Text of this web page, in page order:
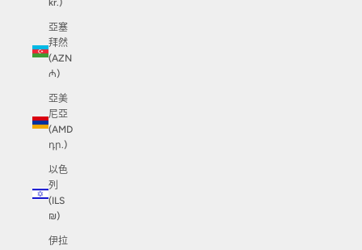
kr.)
亞塞
拜然
(AZN
₼)
亞美
尼亞
(AMD
դր.)
以色
列
(ILS
₪)
伊拉